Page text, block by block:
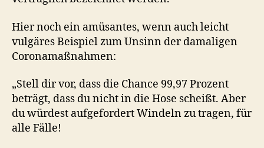
Hier noch ein amüsantes, wenn auch leicht
vulgäres Beispiel zum Unsinn der damaligen
Coronamaßnahmen:
„Stell dir vor, dass die Chance 99,97 Prozent
beträgt, dass du nicht in die Hose scheißt. Aber
du würdest aufgefordert Windeln zu tragen, für
alle Fälle!